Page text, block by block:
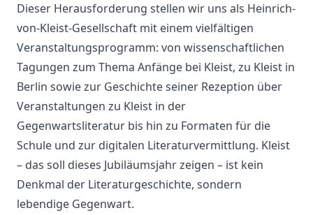
Dieser Herausforderung stellen wir uns als Heinrich-
von-Kleist-Gesellschaft mit einem vielfältigen
Veranstaltungsprogramm: von wissenschaftlichen
Tagungen zum Thema Anfänge bei Kleist, zu Kleist in
Berlin sowie zur Geschichte seiner Rezeption über
Veranstaltungen zu Kleist in der
Gegenwartsliteratur bis hin zu Formaten für die
Schule und zur digitalen Literaturvermittlung. Kleist
– das soll dieses Jubiläumsjahr zeigen – ist kein
Denkmal der Literaturgeschichte, sondern
lebendige Gegenwart.